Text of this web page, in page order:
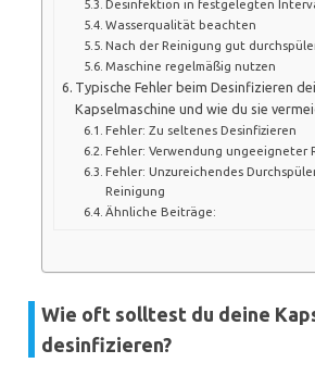
Desinfektion in festgelegten
Wasserqualität beachten
Nach der Reinigung gut
Maschine regelmäßig nutzen
Typische Fehler beim Desinfizieren
Kapselmaschine und wie du sie
Fehler: Zu seltenes Desinfizieren
Fehler: Verwendung ungeeigneter
Fehler: Unzureichendes
Reinigung
Ähnliche Beiträge:
Wie oft solltest du deine
desinfizieren?